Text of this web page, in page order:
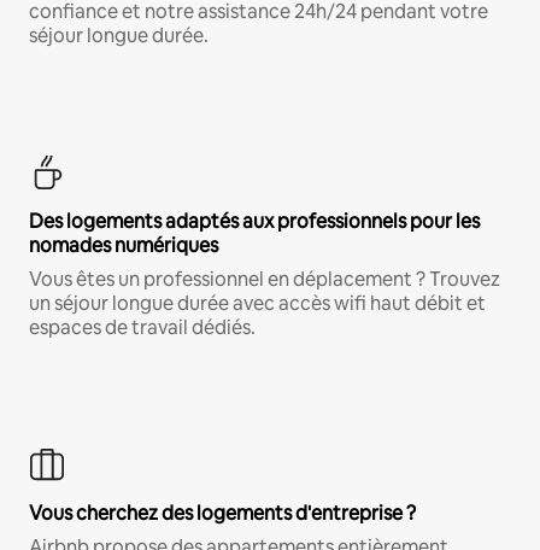
confiance et notre assistance 24h/24 pendant votre
séjour longue durée.
Des logements adaptés aux professionnels pour les
nomades numériques
Vous êtes un professionnel en déplacement ? Trouvez
un séjour longue durée avec accès wifi haut débit et
espaces de travail dédiés.
Vous cherchez des logements d'entreprise ?